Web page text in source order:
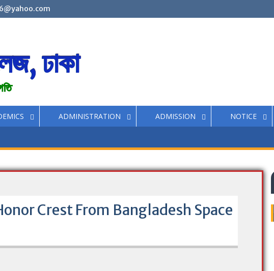
ঢাকা
ADMINISTRATION ADMISSION NOTICE
Crest From Bangladesh Space